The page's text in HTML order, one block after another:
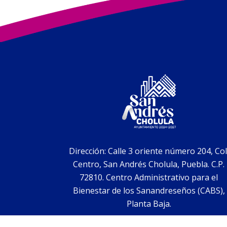
Dirección: Calle 3 oriente número 204,
Centro, San Andrés Cholula, Puebla. C.P.
72810. Centro Administrativo para el
Bienestar de los Sanandreseños (CABS),
Planta Baja.